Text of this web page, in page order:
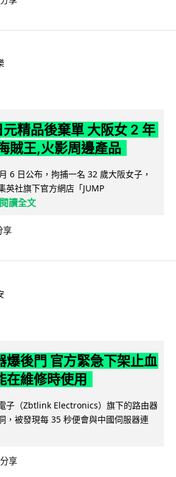
精品後棄單 大阪女 2 年
賊王,火影周邊產品
6 日公布，拘捕一名 32 歲大阪女子，
英社旗下官方網店「JUMP
閱讀全文
享
爆後門 官方緊急下架止血
在維修時使用
子（Zbtlink Electronics）旗下的路由器
，被發現每 35 秒便會與中國伺服器連
分享